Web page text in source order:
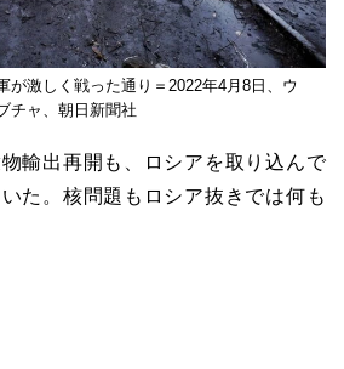
が激しく戦った通り＝2022年4月8日、ウ
チャ、朝日新聞社
輸出再開も、ロシアを取り込んで
た。核問題もロシア抜きでは何も